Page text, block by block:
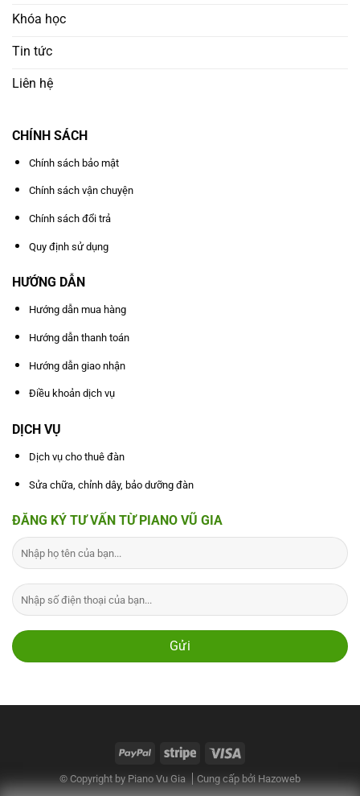
Khóa học
Tin tức
Liên hệ
CHÍNH SÁCH
Chính sách bảo mật
Chính sách vận chuyện
Chính sách đổi trả
Quy định sử dụng
HƯỚNG DẪN
Hướng dẫn mua hàng
Hướng dẫn thanh toán
Hướng dẫn giao nhận
Điều khoản dịch vụ
DỊCH VỤ
Dịch vụ cho thuê đàn
Sửa chữa, chỉnh dây, bảo dưỡng đàn
ĐĂNG KÝ TƯ VẤN TỪ PIANO VŨ GIA
© Copyright by Piano Vu Gia Cung cấp bởi Hazoweb